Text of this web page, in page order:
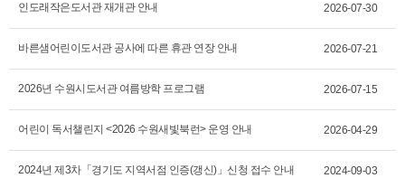
인도래작은도서관 재개관 안내 2026-07-30
바른샘어린이도서관 공사에 따른 휴관 연장 안내 2026-07-21
2026년 수원시도서관 여름방학 프로그램 2026-07-15
어린이 독서챌린지 <2026 수원새빛북런> 운영 안내 2026-04-29
2024년 제3차「경기도 지역서점 인증(갱신)」신청 접수 안내 2024-09-03